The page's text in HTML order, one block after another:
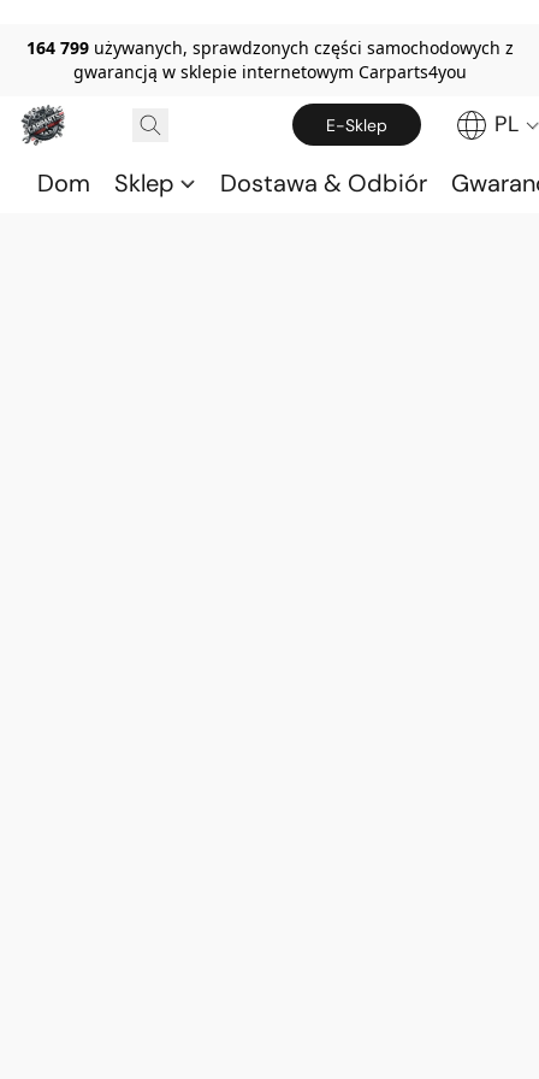
164 799 używanych, sprawdzonych części samochodowych z
gwarancją w sklepie internetowym Carparts4you
E-Sklep PL
Dom Sklep Dostawa & Odbiór